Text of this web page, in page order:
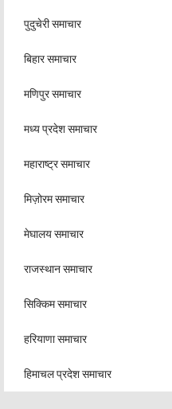
पुदुचेरी समाचार
बिहार समाचार
मणिपुर समाचार
मध्य प्रदेश समाचार
महाराष्ट्र समाचार
मिज़ोरम समाचार
मेघालय समाचार
राजस्थान समाचार
सिक्किम समाचार
हरियाणा समाचार
हिमाचल प्रदेश समाचार